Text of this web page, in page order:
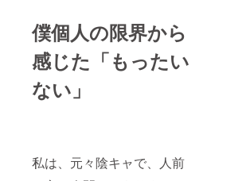
僕個人の限界から
感じた「もったい
ない」
私は、元々陰キャで、人前